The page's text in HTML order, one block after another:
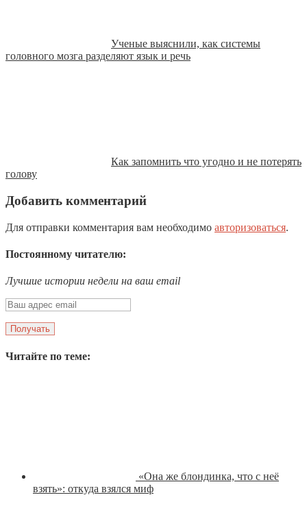
Ученые выяснили, как системы
головного мозга разделяют язык и речь
Как запомнить что угодно и не потерять
голову
Добавить комментарий
Для отправки комментария вам необходимо авторизоваться.
Постоянному читателю:
Лучшие истории недели на ваш email
Читайте по теме:
«Она же блондинка, что с неё
взять»: откуда взялся миф